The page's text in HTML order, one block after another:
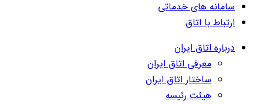
سامانه های خدماتی
ارتباط با اتاق
درباره اتاق ایران
معرفی اتاق ایران
ساختار اتاق ایران
هیئت رئیسه